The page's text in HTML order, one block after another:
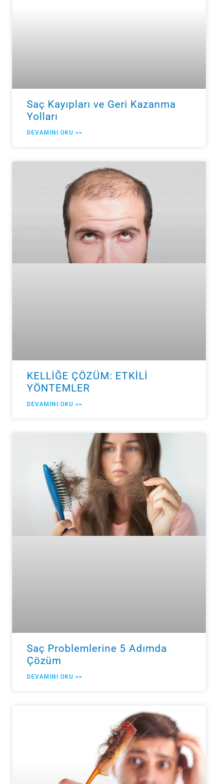
Saç Kayıpları ve Geri Kazanma
Yolları
DEVAMINI OKU >>
KELLİĞE ÇÖZÜM: ETKİLİ
YÖNTEMLER
DEVAMINI OKU >>
Saç Problemlerine 5 Adımda
Çözüm
DEVAMINI OKU >>